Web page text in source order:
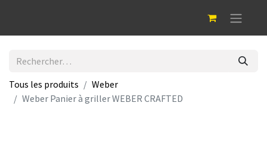
Tous les produits
Weber
Weber Panier à griller WEBER CRAFTED